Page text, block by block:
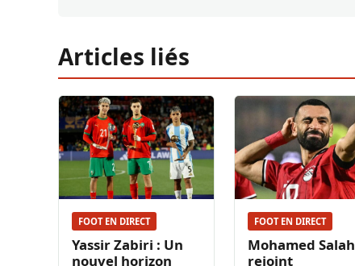
Articles liés
FOOT EN DIRECT
Yassir Zabiri : Un
nouvel horizon
FOOT EN DIRECT
Mohamed Salah
rejoint